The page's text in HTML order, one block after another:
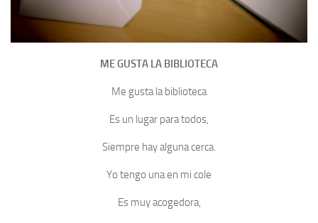
ME GUSTA LA BIBLIOTECA
Me gusta la biblioteca
Es un lugar para todos,
Siempre hay alguna cerca.
Yo tengo una en mi cole
Es muy acogedora,